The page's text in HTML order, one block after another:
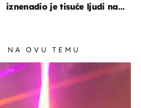
iznenadio je tisuće ljudi na
NA OVU TEMU